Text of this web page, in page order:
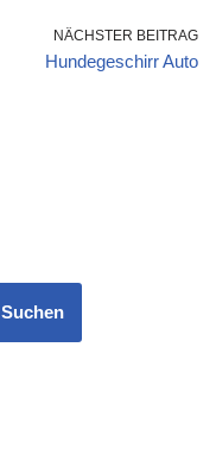
NÄCHSTER BEITRAG
Hundegeschirr Auto
Suchen